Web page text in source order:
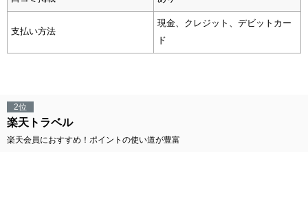
支払い方法
現金、クレジット、デビットカー
ド
2位
楽天トラベル
楽天会員におすすめ！ポイントの使い道が豊富